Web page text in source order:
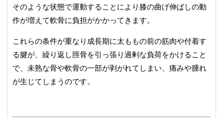
そのような状態で運動することにより膝の曲げ伸ばしの動
作が増えて軟骨に負担がかかってきます。
これらの条件が重なり成長期に太ももの前の筋肉や付着す
る腱が、繰り返し脛骨を引っ張り過剰な負荷をかけること
で、未熟な骨や軟骨の一部が剥がれてしまい、痛みや腫れ
が生じてしまうのです。